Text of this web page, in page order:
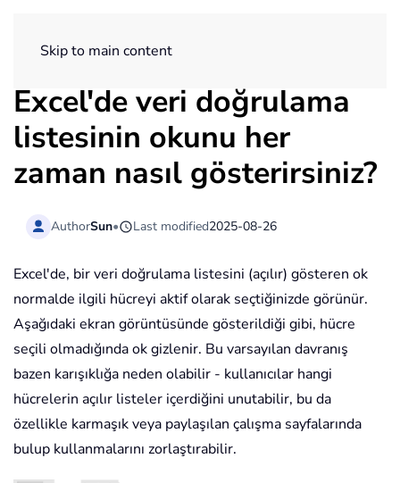
Skip to main content
Excel'de veri doğrulama
listesinin okunu her
zaman nasıl gösterirsiniz?
AuthorSun• Last modified2025-08-26
Excel'de, bir veri doğrulama listesini (açılır) gösteren ok
normalde ilgili hücreyi aktif olarak seçtiğinizde görünür.
Aşağıdaki ekran görüntüsünde gösterildiği gibi, hücre
seçili olmadığında ok gizlenir. Bu varsayılan davranış
bazen karışıklığa neden olabilir - kullanıcılar hangi
hücrelerin açılır listeler içerdiğini unutabilir, bu da
özellikle karmaşık veya paylaşılan çalışma sayfalarında
bulup kullanmalarını zorlaştırabilir.